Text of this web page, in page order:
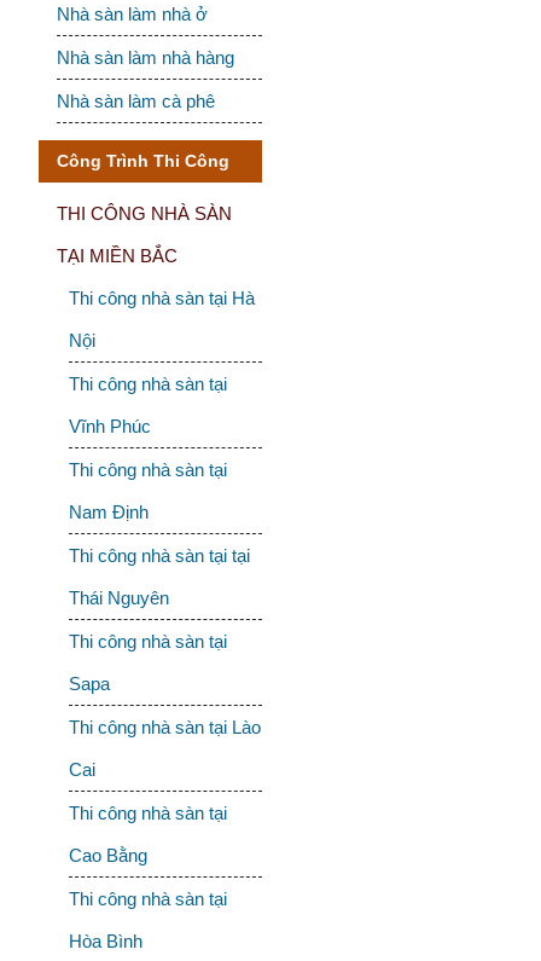
Nhà sàn làm nhà ở
Nhà sàn làm nhà hàng
Nhà sàn làm cà phê
Công Trình Thi Công
THI CÔNG NHÀ SÀN
TẠI MIỀN BẮC
Thi công nhà sàn tại Hà
Nội
Thi công nhà sàn tại
Vĩnh Phúc
Thi công nhà sàn tại
Nam Định
Thi công nhà sàn tại tại
Thái Nguyên
Thi công nhà sàn tại
Sapa
Thi công nhà sàn tại Lào
Cai
Thi công nhà sàn tại
Cao Bằng
Thi công nhà sàn tại
Hòa Bình